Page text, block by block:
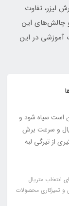
لیزر، تفاوت
و چالش‌های این
آموزشی در این
است سیاه شود و
و سرعت برش
از تیرگی لبه
انتخاب متریال
و تمیزکاری محصولات